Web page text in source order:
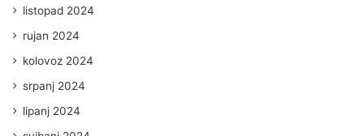
listopad 2024
rujan 2024
kolovoz 2024
srpanj 2024
lipanj 2024